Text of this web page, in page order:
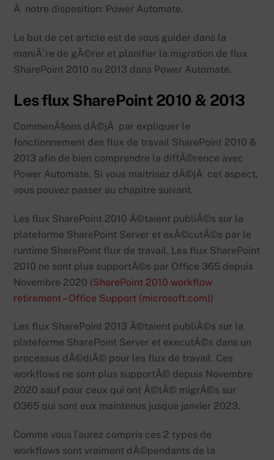
Ã notre disposition: Power Automate.
Le but de cet article est de vous guider dans la
maniÃ¨re de gÃ©rer et planifier la migration de flux
SharePoint 2010 ou 2013 dans Power Automate.
Les flux SharePoint 2010 & 2013
CommenÃ§ons dÃ©jÃ par expliquer le
fonctionnement des flux de travail SharePoint 2010 &
2013 afin de bien comprendre la diffÃ©rence avec
Power Automate. Si vous maitrisez dÃ©jÃ cet aspect,
vous pouvez passer au chapitre suivant.
Les flux SharePoint 2010 Ã©taient publiÃ©s sur la
plateforme SharePoint Server et exÃ©cutÃ©s par le
runtime SharePoint flux de travail. Les flux SharePoint
2010 ne sont plus supportÃ©s par Office 365 depuis
Novembre 2020 (SharePoint 2010 workflow
retirement – Office Support (microsoft.com))
Les flux SharePoint 2013 Ã©taient publiÃ©s sur la
plateforme SharePoint Server et executÃ©s dans un
processus dÃ©diÃ© pour les flux de travail. Ces
workflows ne sont plus supportÃ© depuis Novembre
2020 sauf pour ceux qui ont Ã©tÃ© migrÃ©s sur
O365 qui sont eux maintenus jusque janvier 2023.
Comme vous l’aurez compris ces 2 types de
workflows sont vraiment dÃ©pendants de la